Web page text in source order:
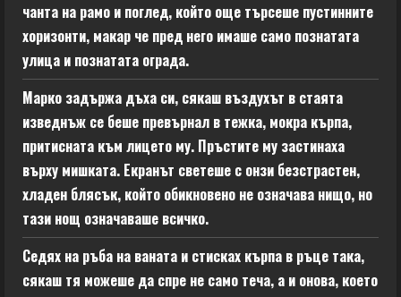
чанта на рамо и поглед, който още търсеше пустинните
хоризонти, макар че пред него имаше само познатата
улица и познатата ограда.
Марко задържа дъха си, сякаш въздухът в стаята
изведнъж се беше превърнал в тежка, мокра кърпа,
притисната към лицето му. Пръстите му застинаха
върху мишката. Екранът светеше с онзи безстрастен,
хладен блясък, който обикновено не означава нищо, но
тази нощ означаваше всичко.
Седях на ръба на ваната и стисках кърпа в ръце така,
сякаш тя можеше да спре не само теча, а и онова, което